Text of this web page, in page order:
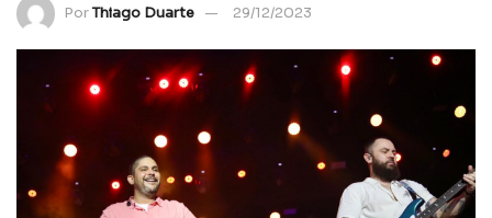
PorThiago Duarte 29/12/2023